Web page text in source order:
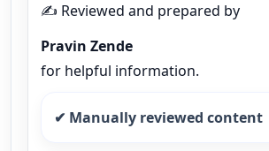
✍️ Reviewed and prepared by
Pravin Zende
for helpful information.
✔ Manually reviewed content